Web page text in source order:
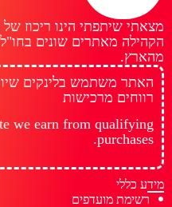
מצאתי שיתפתי הינו ריכוז
הקהילה מאתרים שונים
מהארץ.
האתר משתמש בלינקים
רווחים מרכישות
we earn from qualifying
purchases.
מידע כללי
רשימת מועדפים